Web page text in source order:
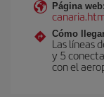
Página web:
Cómo
Las líneas
y 5
con el